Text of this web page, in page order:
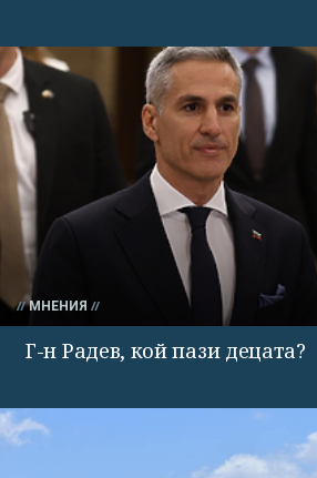
МНЕНИЯ
Г-н Радев, кой пази децата?